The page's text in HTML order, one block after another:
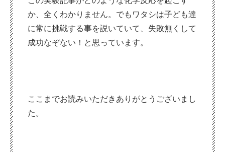
か、全くわかりません。でもワタシは子ども達
に常に挑戦する事を説いていて、失敗無くして
成功なぞない！と思っています。
ここまでお読みいただきありがとうございまし
た。